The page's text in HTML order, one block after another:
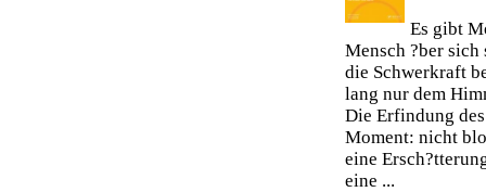
Es gibt
Mensch ?ber sich
die Schwerkraft
lang nur dem
Die Erfindung
Moment: nicht
eine
eine ...